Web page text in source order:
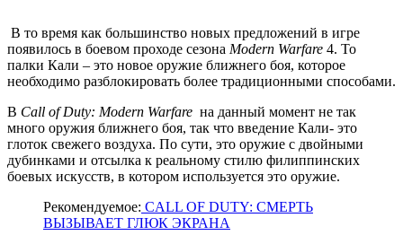
В то время как большинство новых предложений в игре
появилось в боевом проходе сезона Modern Warfare 4. То
палки Кали – это новое оружие ближнего боя, которое
необходимо разблокировать более традиционными способами.
В Call of Duty: Modern Warfare на данный момент не так
много оружия ближнего боя, так что введение Кали- это
глоток свежего воздуха. По сути, это оружие с двойными
дубинками и отсылка к реальному стилю филиппинских
боевых искусств, в котором используется это оружие.
Рекомендуемое: CALL OF DUTY: СМЕРТЬ
ВЫЗЫВАЕТ ГЛЮК ЭКРАНА